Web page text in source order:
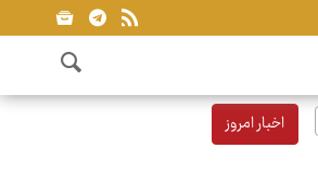
اخبار امروز